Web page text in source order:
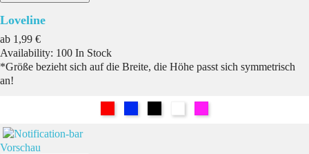
Loveline
ab Preis
1,99 €
Availability: 100 In Stock
*Größe bezieht sich auf die Breite, die Höhe passt sich symmetrisch
an!
Vorschau